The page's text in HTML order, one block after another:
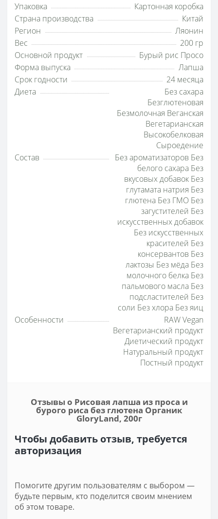
Упаковка
Картонная коробка
Страна производства
Китай
Регион
Ляонин
Вес
200 гр
Основной продукт
Бурый рис Просо
Форма выпуска
Лапша
Срок годности
24 месяца
Диета
Без сахара
Безглютеновая
Безмолочная Веганская
Вегетарианская
Высокобелковая
Сыроедение
Состав
Без ароматизаторов Без
белого сахара Без
вкусовых добавок Без
глутамата натрия Без
глютена Без ГМО Без
загустителей Без
искусственных добавок
Без искусственных
красителей Без
консервантов Без
лактозы Без мёда Без
молочного белка Без
пальмового масла Без
подсластителей Без
соли Без хлора Без яиц
Особенности
RAW Vegan
Вегетарианский продукт
Диетический продукт
Натуральный продукт
Постный продукт
Отзывы о Рисовая лапша из проса и
бурого риса без глютена Органик
GloryLand, 200г
Чтобы добавить отзыв, требуется
авторизация
Помогите другим пользователям с выбором —
будьте первым, кто поделится своим мнением
об этом товаре.